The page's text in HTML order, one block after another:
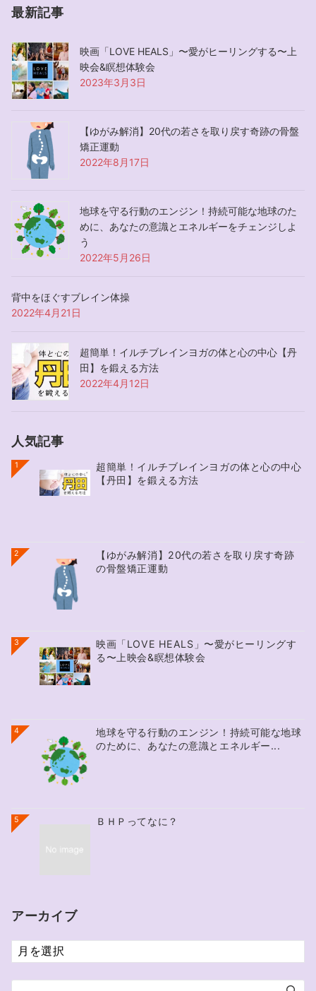
最新記事
映画「LOVE HEALS」〜愛がヒーリングする〜上
映会&瞑想体験会
2023年3月3日
【ゆがみ解消】20代の若さを取り戻す奇跡の骨盤
矯正運動
2022年8月17日
地球を守る行動のエンジン！持続可能な地球のた
めに、あなたの意識とエネルギーをチェンジしよ
う
2022年5月26日
背中をほぐすブレイン体操
2022年4月21日
超簡単！イルチブレインヨガの体と心の中心【丹
田】を鍛える方法
2022年4月12日
人気記事
1
超簡単！イルチブレインヨガの体と心の中心
【丹田】を鍛える方法
2
【ゆがみ解消】20代の若さを取り戻す奇跡
の骨盤矯正運動
3
映画「LOVE HEALS」〜愛がヒーリングす
る〜上映会&瞑想体験会
4
地球を守る行動のエンジン！持続可能な地球
のために、あなたの意識とエネルギー...
5 ＢＨＰってなに？
アーカイブ
ア
ー